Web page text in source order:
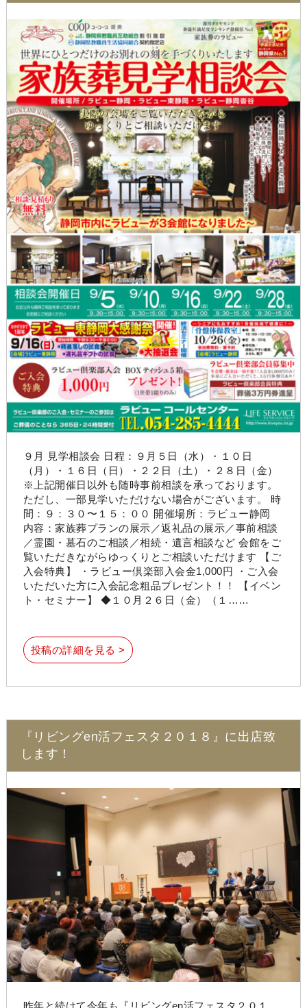
９月 見学相談会 日程：９月５日（水）・１０日
（月）・１６日（日）・２２日（土）・２８日（金）
※上記開催日以外も随時事前相談を承っております。
ただし、一部見学いただけない場合がございます。 時
間：９：３０〜１５：００ 開催場所：ラビュー静岡
内容：家族葬プランの展示／返礼品の展示／事前相談
／霊園・墓石のご相談／相続・遺言相談など 会館をご
覧いただきながらゆっくりとご相談いただけます 【ご
入会特典】 ・ラビュー倶楽部入会金1,000円 ・ご入会
いただいた方に入会記念粗品プレゼント！！ 【イベン
ト・セミナー】 ◆１０月２６日（金）（１……
投稿の詳細を見る >
『リビングen活フェスタ２０１８』に出店致
します！
昨年と続けて今年も『リビングen活フェスタ２０１